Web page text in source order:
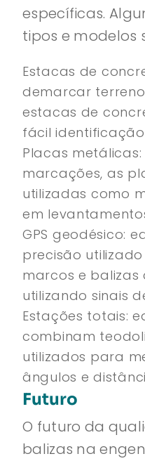
específicas.
tipos e modelos
Estacas de
demarcar
estacas de
fácil
Placas
marcações, as
utilizadas como
em
GPS geodésico:
precisão
marcos e
utilizando sinais
Estações totais:
combinam
utilizados para
ângulos e
Futuro
O futuro da
balizas na